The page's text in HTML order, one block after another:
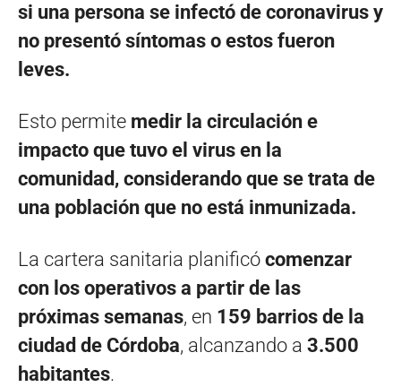
si una persona se infectó de coronavirus y
no presentó síntomas o estos fueron
leves.
Esto permite medir la circulación e
impacto que tuvo el virus en la
comunidad, considerando que se trata de
una población que no está inmunizada.
La cartera sanitaria planificó comenzar
con los operativos a partir de las
próximas semanas, en 159 barrios de la
ciudad de Córdoba, alcanzando a 3.500
habitantes.